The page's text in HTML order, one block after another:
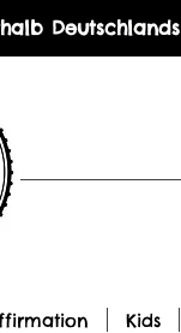
Deutschlands
Kids